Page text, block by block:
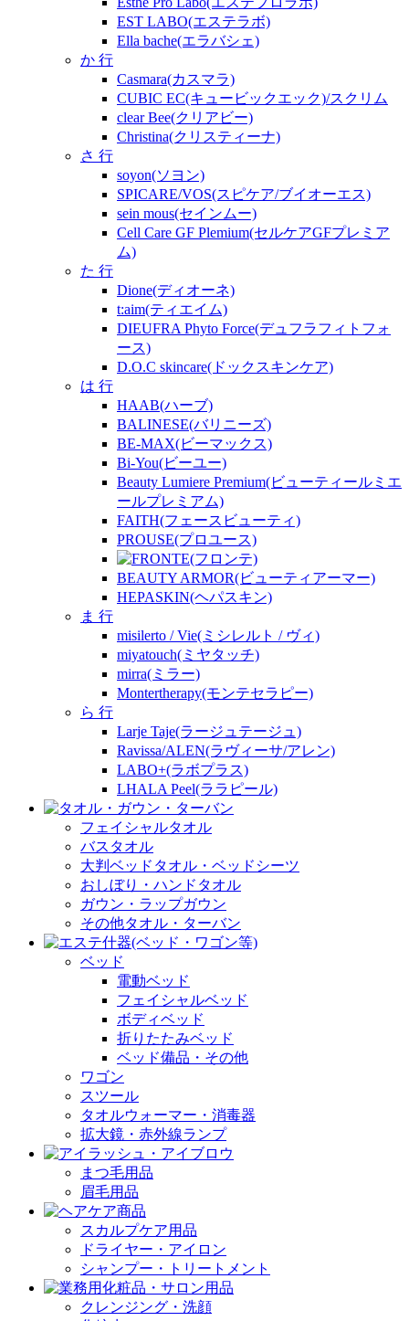
EST LABO(エステラボ)
Ella bache(エラバシェ)
か 行
Casmara(カスマラ)
CUBIC EC(キュービックエック)/スクリム
clear Bee(クリアビー)
Christina(クリスティーナ)
さ 行
soyon(ソヨン)
SPICARE/VOS(スピケア/ブイオーエス)
sein mous(セインムー)
Cell Care GF Plemium(セルケアGFプレミア
ム)
た 行
Dione(ディオーネ)
t:aim(ティエイム)
DIEUFRA Phyto Force(デュフラフィトフォ
ース)
D.O.C skincare(ドックスキンケア)
は 行
HAAB(ハーブ)
BALINESE(バリニーズ)
BE-MAX(ビーマックス)
Bi-You(ビーユー)
Beauty Lumiere Premium(ビューティールミエ
ールプレミアム)
FAITH(フェースビューティ)
PROUSE(プロユース)
BEAUTY ARMOR(ビューティアーマー)
HEPASKIN(ヘパスキン)
ま 行
misilerto / Vie(ミシレルト / ヴィ)
miyatouch(ミヤタッチ)
mirra(ミラー)
Montertherapy(モンテセラピー)
ら 行
Larje Taje(ラージュテージュ)
Ravissa/ALEN(ラヴィーサ/アレン)
LABO+(ラボプラス)
LHALA Peel(ララピール)
フェイシャルタオル
バスタオル
大判ベッドタオル・ベッドシーツ
おしぼり・ハンドタオル
ガウン・ラップガウン
その他タオル・ターバン
ベッド
電動ベッド
フェイシャルベッド
ボディベッド
折りたたみベッド
ベッド備品・その他
ワゴン
スツール
タオルウォーマー・消毒器
拡大鏡・赤外線ランプ
まつ毛用品
眉毛用品
スカルプケア用品
ドライヤー・アイロン
シャンプー・トリートメント
クレンジング・洗顔